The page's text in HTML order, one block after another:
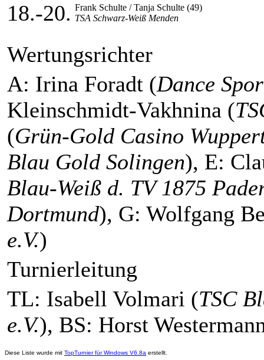
18.-20. Frank Schulte / Tanja Schulte (49)
TSA Schwarz-Weiß Menden
Wertungsrichter
A: Irina Foradt (Dance
Kleinschmidt-Vakhnina (
(Grün-Gold Casino
Blau Gold Solingen), E:
Blau-Weiß d. TV 1875
Dortmund), G: Wolfgang
e.V.)
Turnierleitung
TL: Isabell Volmari (TSC
e.V.), BS: Horst
Diese Liste wurde mit TopTurnier für Windows V6.8a erstellt.